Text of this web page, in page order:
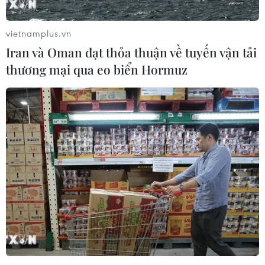
thương vong, mất tích tiếp tục tăng
vọt
23/12/2018 07:55
CƠ QUAN CHỦ QUẢN: THÔNG TẤN XÃ VIỆT NAM
Tổng Biên tập: TRẦN TIẾN DUẨN
Phó Tổng Biên tập: NGUYỄN THỊ TÁM, KHÚC THANH
THỦY
vietnamplus.vn
Iran và Oman đạt thỏa thuận về tuyến vận tải
thương mại qua eo biển Hormuz